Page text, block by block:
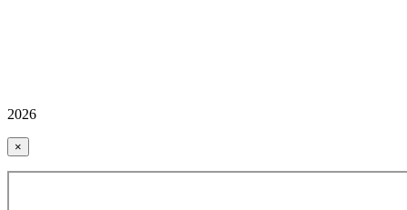
2026
×